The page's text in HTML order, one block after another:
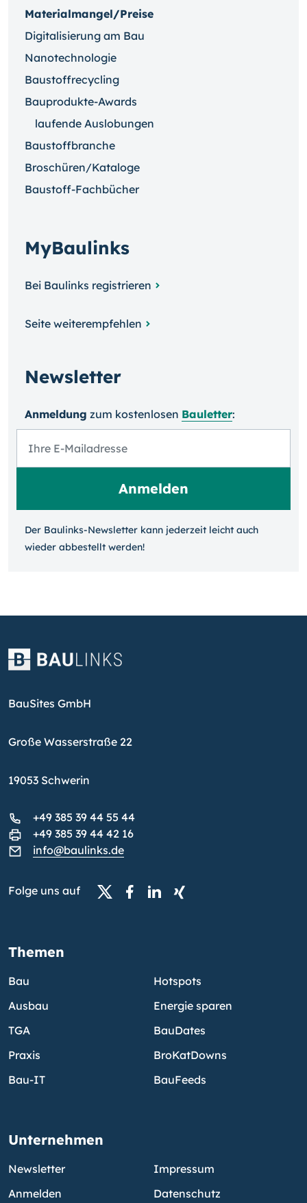
Materialmangel/Preise
Digitalisierung am Bau
Nanotechnologie
Baustoffrecycling
Bauprodukte-Awards
laufende Auslobungen
Baustoffbranche
Broschüren/Kataloge
Baustoff-Fachbücher
MyBaulinks
Bei Baulinks registrieren
Seite weiterempfehlen
Newsletter
Anmeldung zum kosten­losen Bauletter:
Der Baulinks-Newsletter kann jeder­zeit leicht auch
wieder ab­bestellt werden!
BauSites GmbH
Große Wasserstraße 22
19053 Schwerin
+49 385 39 44 55 44
+49 385 39 44 42 16
info@baulinks.de
Folge uns auf
Themen
Bau
Ausbau
TGA
Praxis
Bau-IT
Hotspots
Energie sparen
BauDates
BroKatDowns
BauFeeds
Unternehmen
Newsletter
Anmelden
Impressum
Datenschutz